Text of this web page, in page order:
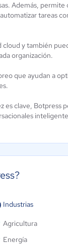
Además,
tareas
cloud y también
organización.
que ayudan a
clave, Botpress
Industrias
Agricultura
Energía